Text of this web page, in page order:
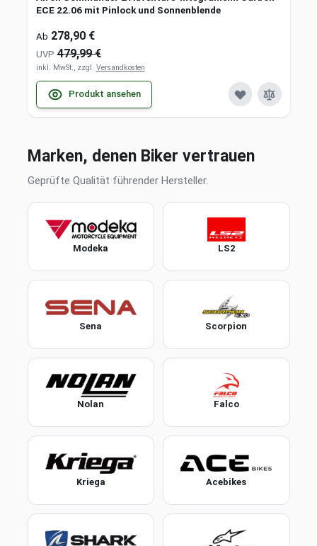
ECE 22.06 mit Pinlock und Sonnenblende
Ab 278,90 €
UVP 479,99 €
inkl. MwSt., zzgl. Versandkosten
Produkt ansehen
Marken, denen Biker vertrauen
Geprüfte Qualität führender Hersteller.
Modeka LS2
Sena Scorpion
Nolan Falco
Kriega Acebikes